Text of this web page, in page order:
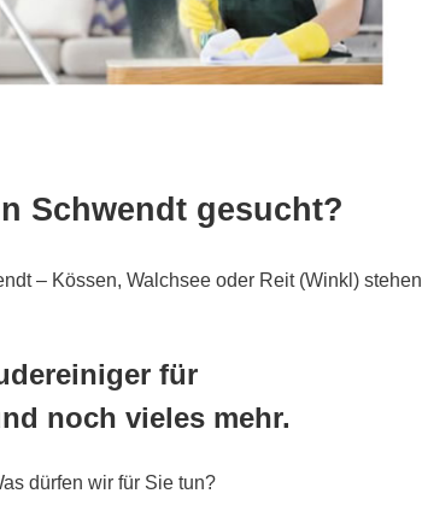
Schwendt gesucht?
– Kössen, Walchsee oder Reit (Winkl) stehen
für
noch vieles mehr.
dürfen wir für Sie tun?